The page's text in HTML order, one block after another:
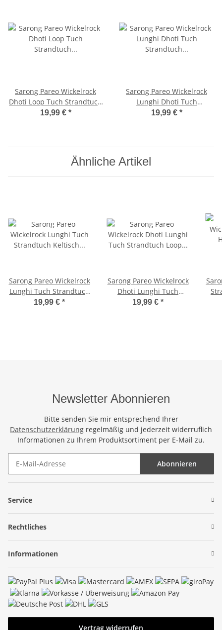
Sarong Pareo Wickelrock
Dhoti Loop Tuch Strandtuch
Handtuch Schal Sonne
19,99 € *
Sarong Pareo Wickelrock
Lunghi Dhoti Tuch
Strandtuch Tribal Gecko
19,99 € *
Ähnliche Artikel
Sarong Pareo Wickelrock
Lunghi Tuch Strandtuch
Keltisch Kreis Orange
19,99 € *
Sarong Pareo Wickelrock
Dhoti Lunghi Tuch
Strandtuch Loop Elefant
19,99 € *
Newsletter Abonnieren
Bitte senden Sie mir entsprechend Ihrer
Datenschutzerklärung regelmäßig und jederzeit widerruflich
Informationen zu Ihrem Produktsortiment per E-Mail zu.
Abonnieren
Service
Rechtliches
Informationen
Vertrag widerrufen